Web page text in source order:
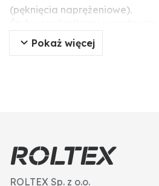
(pęknięcia naprężeniowe).
Pokaż więcej
ROLTEX Sp. z o.o.